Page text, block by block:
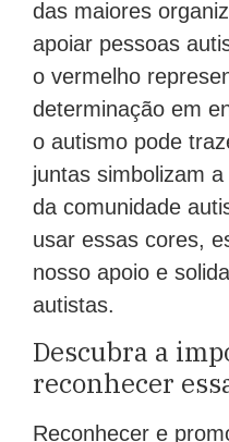
das maiores
apoiar pessoas
o vermelho
determinação em
o autismo pode
juntas simbolizam
da comunidade
usar essas cores,
nosso apoio e
autistas.
Descubra a
reconhecer
Reconhecer e